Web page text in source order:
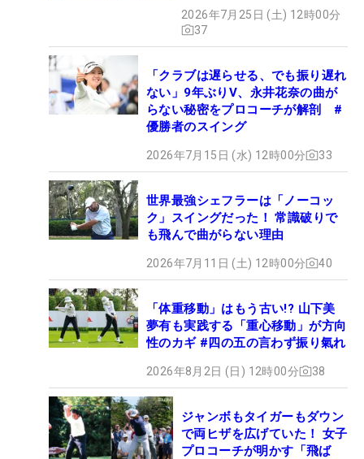
2026年7月25日 (土) 12時00分
37
「クラブは遅らせる、でも振り遅れ
ない」9年ぶりV、永井花奈の曲が
らない秘密をプロコーチが解剖 #
優勝者のスイング
2026年7月15日 (水) 12時00分 33
世界最強シェフラーは「ノーコッ
ク」スイングだった！ 常識破りで
も飛んで曲がらない理由
2026年7月11日 (土) 12時00分 40
「体重移動」はもう古い!? 山下美
夢有も実践する「重心移動」が方向
性のカギ #四の五の言わず振り氣れ
2026年8月2日 (日) 12時00分 38
ジャンボもタイガーもダウン
で両ヒザを広げていた！ 女子
プロコーチが明かす「飛ば